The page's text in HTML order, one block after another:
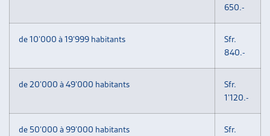
650.-
de 10’000 à 19’999 habitants
Sfr.
840.-
de 20’000 à 49’000 habitants
Sfr.
1’120.-
de 50’000 à 99’000 habitants
Sfr.